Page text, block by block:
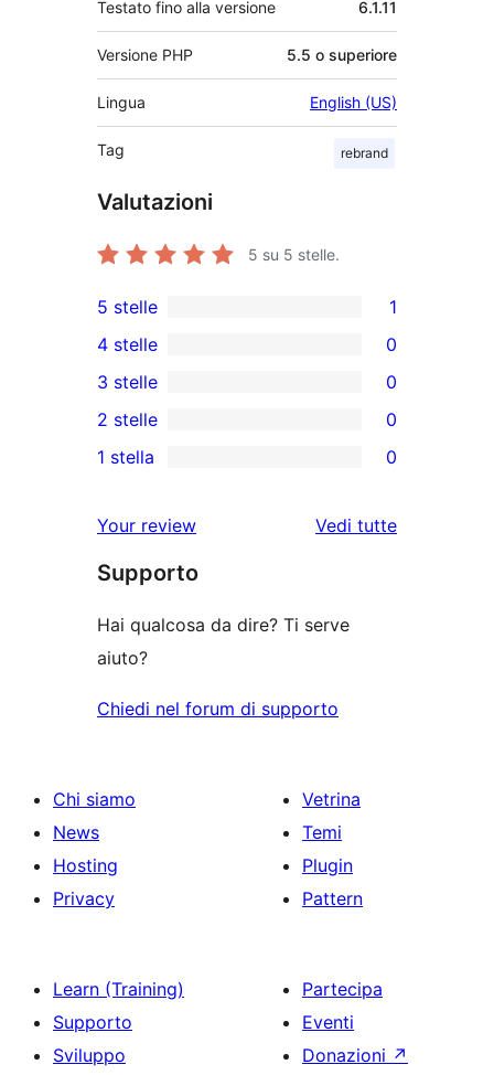
Testato fino alla versione 6.1.11
Versione PHP 5.5 o superiore
Lingua English (US)
Tag rebrand
Valutazioni
5 su 5 stelle.
1
5-
recensioni
a
stelle
5 stelle 1
recensioni
a
4-
4 stelle 0
0
recensioni
a
stelle
3 stelle 0
recensioni
2-
stelle
2 stelle 0
a
1-
1 stella 0
Your review Vedi tuttele
Supporto
Hai qualcosa da dire? Ti serve
aiuto?
Chiedi nel forum di supporto
Chi siamo
News
Hosting
Privacy
Vetrina
Temi
Plugin
Pattern
Learn (Training)
Supporto
Sviluppo
Partecipa
Eventi
Donazioni ↗